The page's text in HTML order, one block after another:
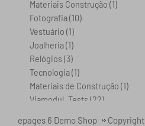
Materiais Construção (1)
Fotografia(10)
Vestuário (1)
Joalheria(1)
Relógios (3)
Tecnologia(1)
Materiais de Construção (1)
Viamodul_Tests (22)
epages 6 Demo Shop Copyright